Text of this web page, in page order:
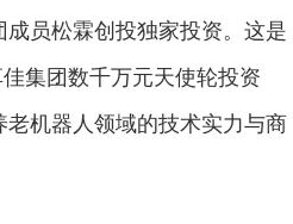
员松霖创投独家投资。这是
集团数千万元天使轮投资
机器人领域的技术实力与商